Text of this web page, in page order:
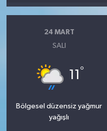
24 MART
SALI
11 °
Bölgesel düzensiz yağmur
yağışlı